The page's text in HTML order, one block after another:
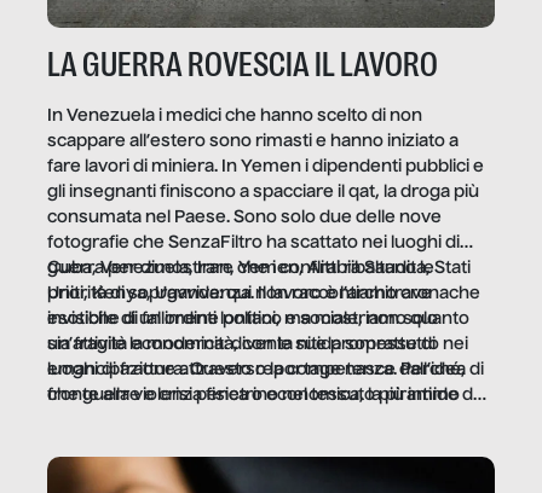
LA GUERRA ROVESCIA IL LAVORO
In Venezuela i medici che hanno scelto di non
scappare all’estero sono rimasti e hanno iniziato a
fare lavori di miniera. In Yemen i dipendenti pubblici e
gli insegnanti finiscono a spacciare il qat, la droga più
consumata nel Paese. Sono solo due delle nove
fotografie che SenzaFiltro ha scattato nei luoghi di
guerra per dimostrare che i conflitti ribaltano le
priorità di sopravvivenza. Il lavoro è l’architrave
invisibile di un ordine politico e sociale, non solo
un’attività economica: diventa nitida soprattutto nei
luoghi di frattura. Questo reportage nasce dall’idea
che guerre e crisi penetrino nel tessuto più intimo
Cuba, Venezuela, Iran, Yemen, Arabia Saudita, Stati
Uniti, Kenya, Uganda: qui non raccontiamo cronache
esotiche di fallimenti lontani, ma mostriamo quanto
sia fragile la modernità, con le sue promesse di
emancipazione attraverso la competenza. Perché, di
fronte alla violenza fisica o economica, la piramide del